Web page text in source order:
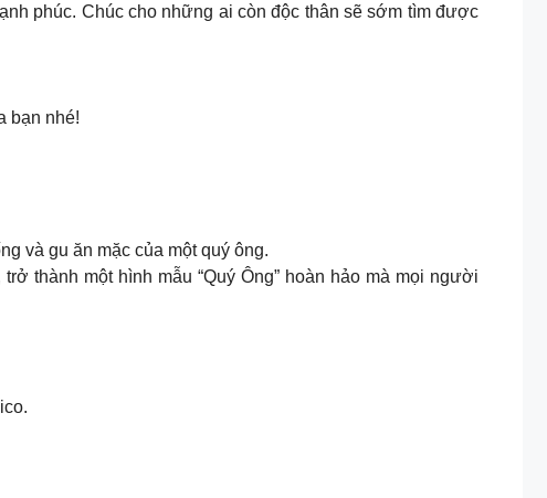
phúc. Chúc cho những ai còn độc thân sẽ sớm tìm được
bạn nhé!
và gu ăn mặc của một quý ông.
thành một hình mẫu “Quý Ông” hoàn hảo mà mọi người